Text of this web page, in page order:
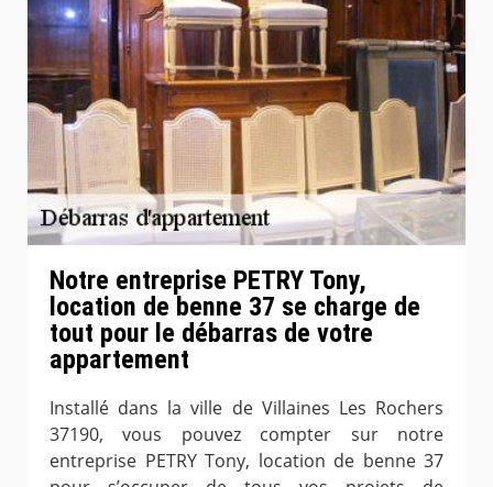
Notre entreprise PETRY Tony,
location de benne 37 se charge de
tout pour le débarras de votre
appartement
Installé dans la ville de Villaines Les Rochers
37190, vous pouvez compter sur notre
entreprise PETRY Tony, location de benne 37